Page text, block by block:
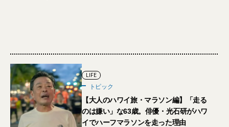
LIFE
トピック
【大人のハワイ旅・マラソン編】「走る
のは嫌い」な63歳。俳優・光石研がハワ
イでハーフマラソンを走った理由